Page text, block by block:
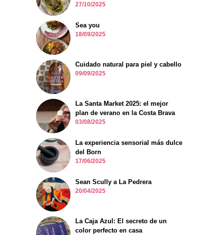
27/10/2025
Sea you
18/09/2025
Cuidado natural para piel y cabello
09/09/2025
La Santa Market 2025: el mejor
plan de verano en la Costa Brava
03/08/2025
La experiencia sensorial más dulce
del Born
17/06/2025
Sean Scully a La Pedrera
20/04/2025
La Caja Azul: El secreto de un
color perfecto en casa